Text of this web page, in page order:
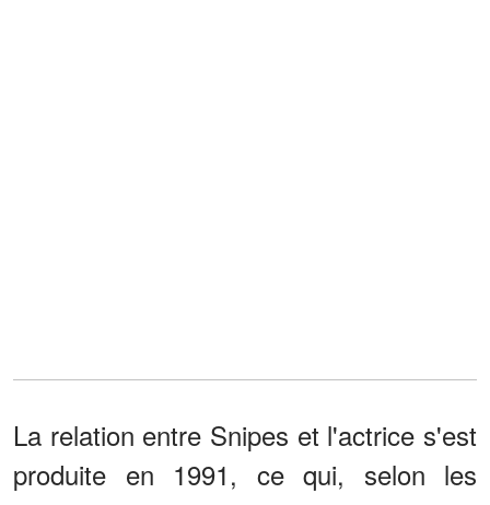
La relation entre Snipes et l'actrice s'est
produite en 1991, ce qui, selon les